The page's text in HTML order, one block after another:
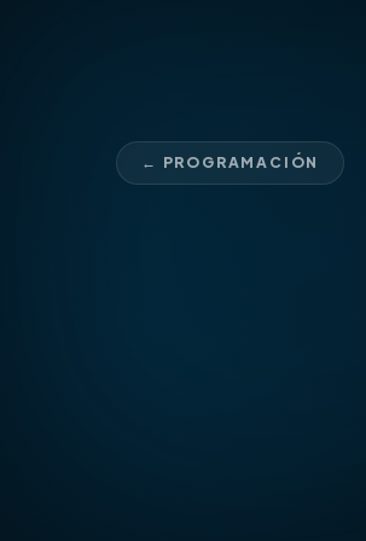
← PROGRAMACIÓN